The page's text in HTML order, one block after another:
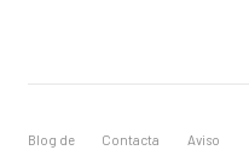
Blog de Contacta Aviso